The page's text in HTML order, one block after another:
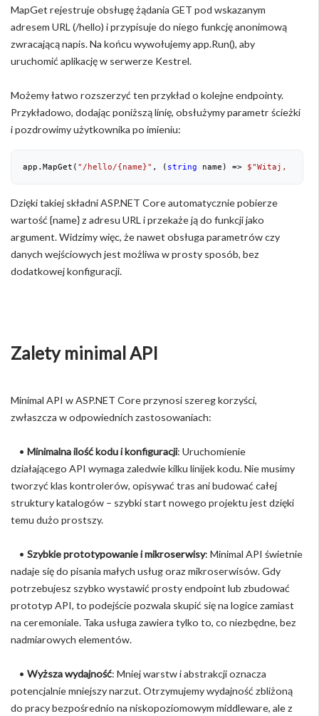
MapGet rejestruje obsługę żądania GET pod wskazanym
adresem URL (/hello) i przypisuje do niego funkcję anonimową
zwracającą napis. Na końcu wywołujemy app.Run(), aby
uruchomić aplikację w serwerze Kestrel.
Możemy łatwo rozszerzyć ten przykład o kolejne endpointy.
Przykładowo, dodając poniższą linię, obsłużymy parametr ścieżki
i pozdrowimy użytkownika po imieniu:
app.MapGet( "/hello/{name}" , ( string name) => $"Witaj,
Dzięki takiej składni ASP.NET Core automatycznie pobierze
wartość {name} z adresu URL i przekaże ją do funkcji jako
argument. Widzimy więc, że nawet obsługa parametrów czy
danych wejściowych jest możliwa w prosty sposób, bez
dodatkowej konfiguracji.
Zalety minimal API
Minimal API w ASP.NET Core przynosi szereg korzyści,
zwłaszcza w odpowiednich zastosowaniach:
• Minimalna ilość kodu i konfiguracji: Uruchomienie
działającego API wymaga zaledwie kilku linijek kodu. Nie musimy
tworzyć klas kontrolerów, opisywać tras ani budować całej
struktury katalogów – szybki start nowego projektu jest dzięki
temu dużo prostszy.
• Szybkie prototypowanie i mikroserwisy: Minimal API świetnie
nadaje się do pisania małych usług oraz mikroserwisów. Gdy
potrzebujesz szybko wystawić prosty endpoint lub zbudować
prototyp API, to podejście pozwala skupić się na logice zamiast
na ceremoniale. Taka usługa zawiera tylko to, co niezbędne, bez
nadmiarowych elementów.
• Wyższa wydajność: Mniej warstw i abstrakcji oznacza
potencjalnie mniejszy narzut. Otrzymujemy wydajność zbliżoną
do pracy bezpośrednio na niskopoziomowym middleware, ale z